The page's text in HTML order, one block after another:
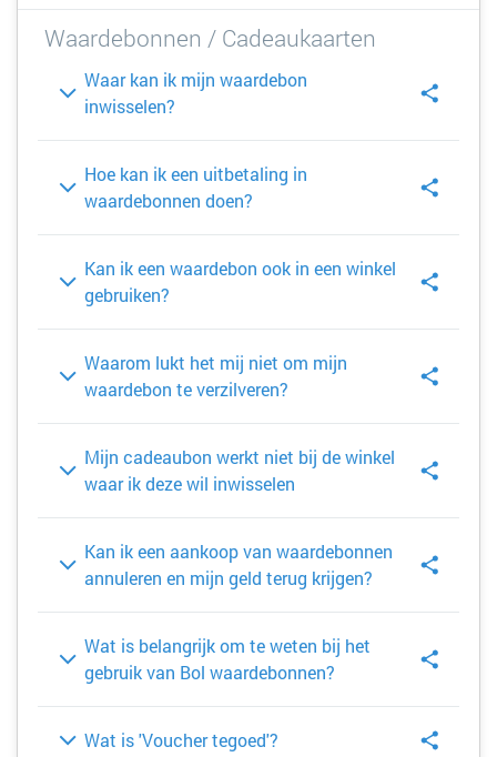
Waardebonnen / Cadeaukaarten
Waar kan ik mijn waardebon
inwisselen?
Hoe kan ik een uitbetaling in
waardebonnen doen?
Kan ik een waardebon ook in een winkel
gebruiken?
Waarom lukt het mij niet om mijn
waardebon te verzilveren?
Mijn cadeaubon werkt niet bij de winkel
waar ik deze wil inwisselen
Kan ik een aankoop van waardebonnen
annuleren en mijn geld terug krijgen?
Wat is belangrijk om te weten bij het
gebruik van Bol waardebonnen?
Wat is 'Voucher tegoed'?